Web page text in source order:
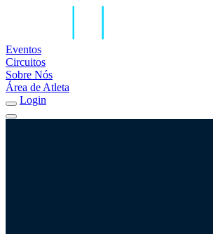
Eventos
Circuitos
Sobre Nós
Área de Atleta
Login